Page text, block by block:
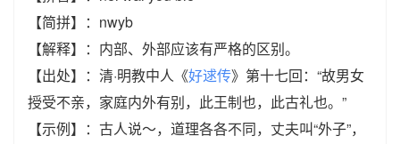
【简拼】：nwyb
【解释】：内部、外部应该有严格的区别。
【出处】：清·明教中人《好逑传》第十七回：“故男女
授受不亲，家庭内外有别，此王制也，此古礼也。”
【示例】：古人说～，道理各各不同，丈夫叫“外子”，